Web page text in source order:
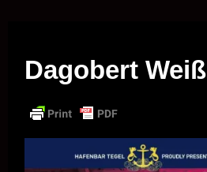
Dagobert Weiß